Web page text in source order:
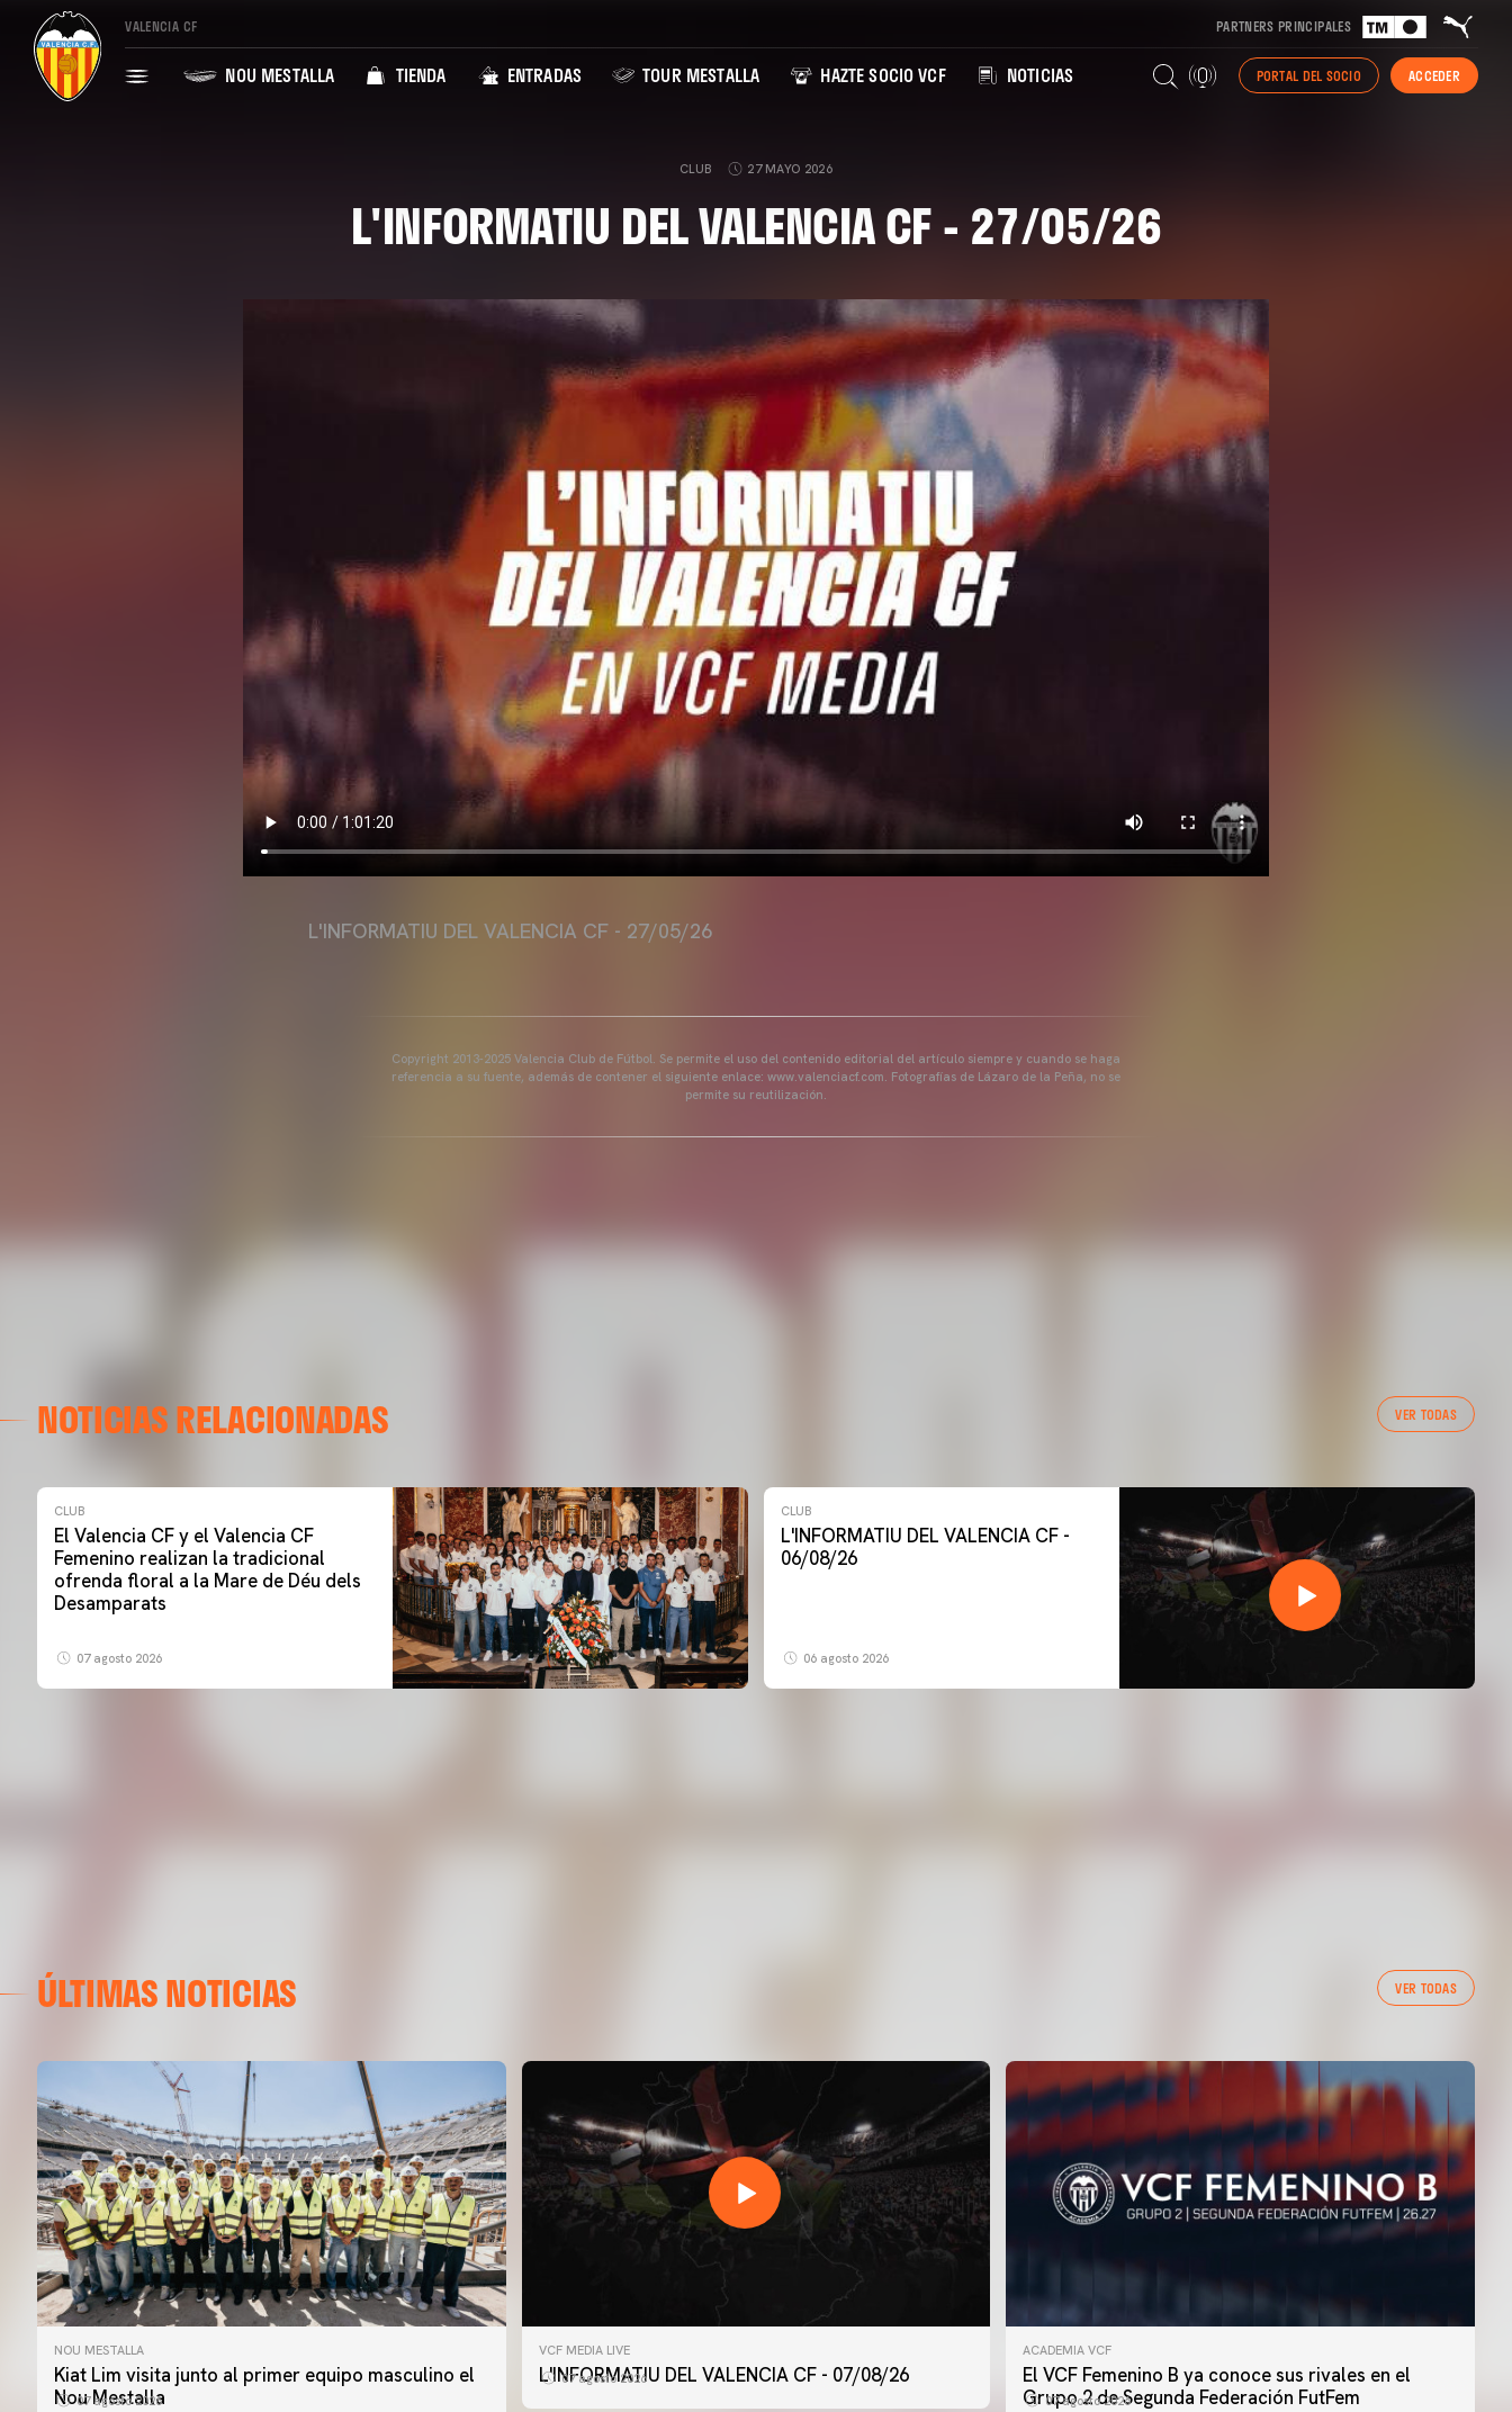
VALENCIA CF PARTNERS PRINCIPALES
NOU MESTALLA TIENDA ENTRADAS TOUR MESTALLA HAZTE SOCIO VCF NOTICIAS PORTAL DEL SOCIO ACCEDER
CLUB 27 MAYO 2026
L'INFORMATIU DEL VALENCIA CF - 27/05/26
L'INFORMATIU DEL VALENCIA CF - 27/05/26
Copyright 2013-2025 Valencia Club de Fútbol. Se permite el uso del contenido editorial del artículo siempre y cuando se haga
referencia a su fuente, además de contener el siguiente enlace: www.valenciacf.com. Fotografías de Lázaro de la Peña, no se
permite su reutilización.
NOTICIAS RELACIONADAS VER TODAS
CLUB
El Valencia CF y el Valencia CF
Femenino realizan la tradicional
ofrenda floral a la Mare de Déu dels
Desamparats
07 agosto 2026
CLUB
L'INFORMATIU DEL VALENCIA CF -
06/08/26
06 agosto 2026
ÚLTIMAS NOTICIAS VER TODAS
NOU MESTALLA
Kiat Lim visita junto al primer equipo masculino el
Nou Mestalla
07 agosto 2026
VCF MEDIA LIVE
L'INFORMATIU DEL VALENCIA CF - 07/08/26
07 agosto 2026
ACADEMIA VCF
El VCF Femenino B ya conoce sus rivales en el
Grupo 2 de Segunda Federación FutFem
07 agosto 2026
PRIMER EQUIPO
ENTRENAMIENTO DEL VALENCIA CF 7/8/2026
PRIMER EQUIPO
ENTRENAMIENTO DEL VALENCIA CF 6/8/2026